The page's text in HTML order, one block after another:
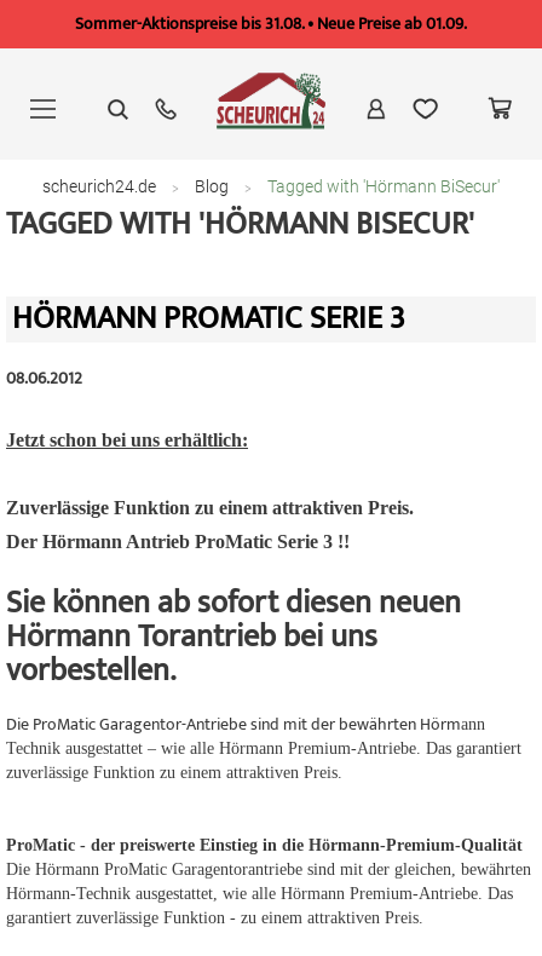
Sommer-Aktionspreise bis 31.08. • Neue Preise ab 01.09.
springen
scheurich24.de Blog Tagged with 'Hörmann BiSecur'
TAGGED WITH 'HÖRMANN BISECUR'
HÖRMANN PROMATIC SERIE 3
08.06.2012
Jetzt schon bei uns erhältlich:
Zuverlässige Funktion zu einem attraktiven Preis.
Der Hörmann Antrieb ProMatic Serie 3 !!
Sie können ab sofort diesen neuen
Hörmann Torantrieb bei uns
vorbestellen.
Die ProMatic Garagentor-Antriebe sind mit der bewährten Hörmann
Technik ausgestattet – wie alle Hörmann Premium-Antriebe. Das garantiert
zuverlässige Funktion zu einem attraktiven Preis.
ProMatic - der preiswerte Einstieg in die Hörmann-Premium-Qualität
Die Hörmann ProMatic Garagentorantriebe sind mit der gleichen, bewährten
Hörmann-Technik ausgestattet, wie alle Hörmann Premium-Antriebe. Das
garantiert zuverlässige Funktion - zu einem attraktiven Preis.